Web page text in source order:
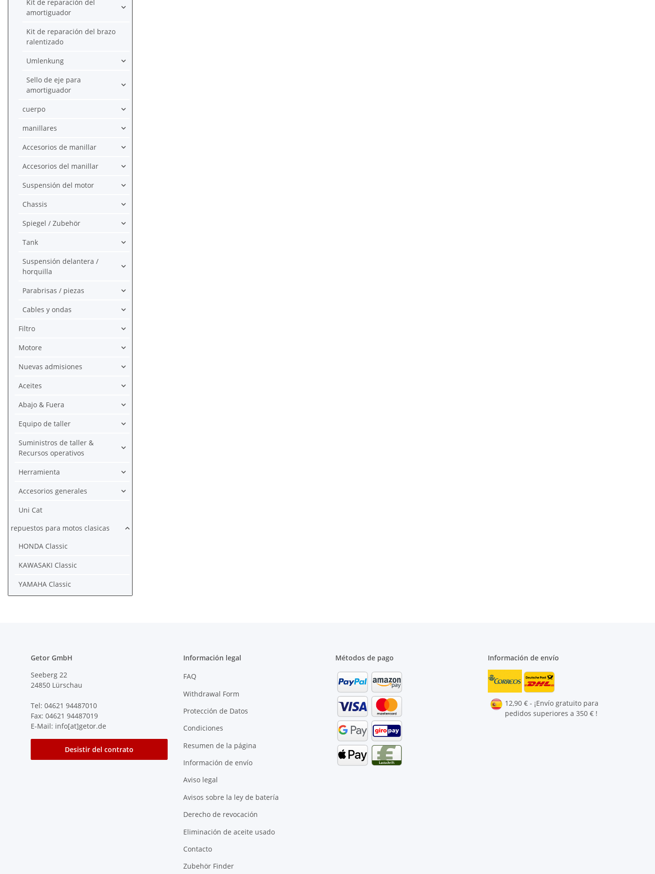
Kit de reparación del
amortiguador
Kit de reparación del brazo
ralentizado
Umlenkung
Sello de eje para
amortiguador
cuerpo
manillares
Accesorios de manillar
Accesorios del manillar
Suspensión del motor
Chassis
Spiegel / Zubehör
Tank
Suspensión delantera /
horquilla
Parabrisas / piezas
Cables y ondas
Filtro
Motore
Nuevas admisiones
Aceites
Abajo & Fuera
Equipo de taller
Suministros de taller &
Recursos operativos
Herramienta
Accesorios generales
Uni Cat
repuestos para motos clasicas
HONDA Classic
KAWASAKI Classic
YAMAHA Classic
Getor GmbH
Seeberg 22
24850 Lürschau
Tel: 04621 94487010
Fax: 04621 94487019
E-Mail: info[at]getor.de
Desistir del contrato
Información legal
FAQ
Withdrawal Form
Protección de Datos
Condiciones
Resumen de la página
Información de envío
Aviso legal
Avisos sobre la ley de batería
Derecho de revocación
Eliminación de aceite usado
Contacto
Zubehör Finder
Métodos de pago Información de envío
12,90 € - ¡Envío gratuito para
pedidos superiores a 350 € !